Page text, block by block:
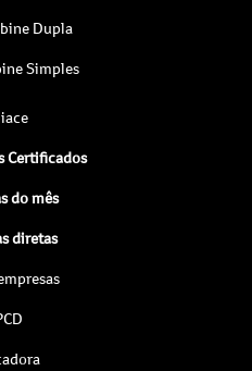
Dupla
Simples
Certificados
do mês
diretas